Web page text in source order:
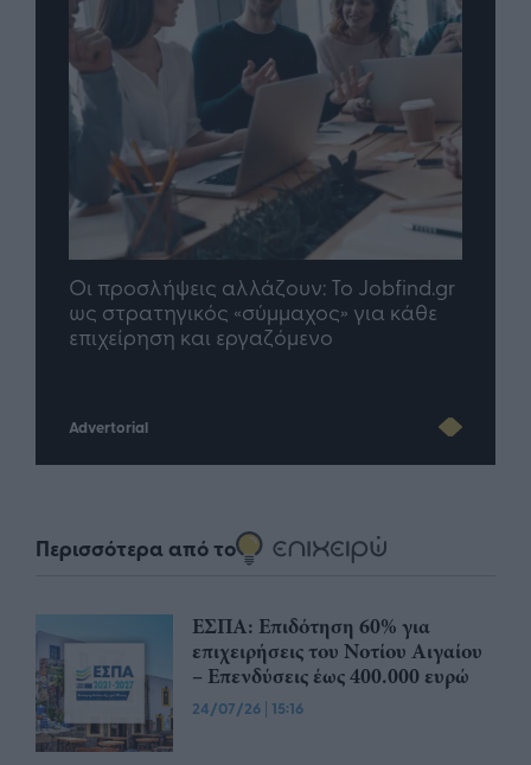
Οι προσλήψεις αλλάζουν: To Jobfind.gr
ως στρατηγικός «σύμμαχος» για κάθε
επιχείρηση και εργαζόμενο
Advertorial
Περισσότερα από το
ΕΣΠΑ: Επιδότηση 60% για
επιχειρήσεις του Νοτίου Αιγαίου
– Επενδύσεις έως 400.000 ευρώ
24/07/26 | 15:16